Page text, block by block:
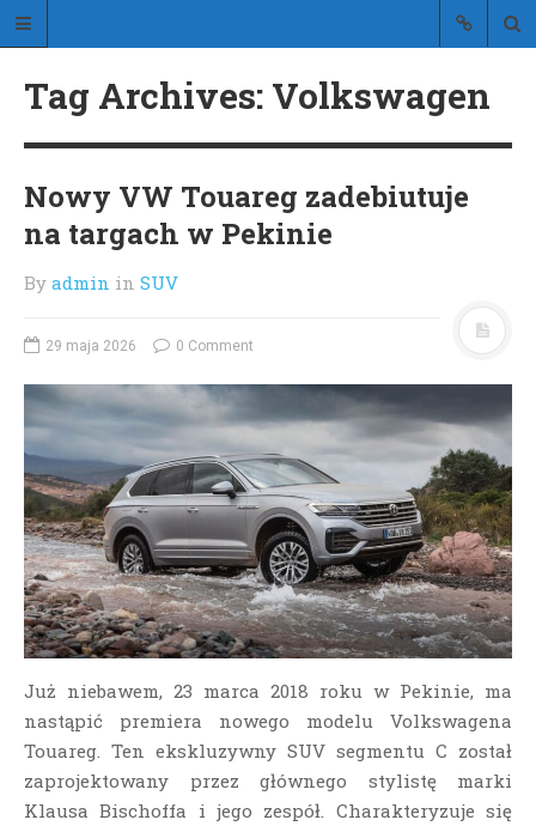
Stylistic
blog o stylowych samochodach
STRONA GŁÓWNA
KONTAKT
Tag Archives: Volkswagen
Nowy VW Touareg zadebiutuje
na targach w Pekinie
By admin in SUV
29 maja 2026 0 Comment
Już niebawem, 23 marca 2018 roku w Pekinie, ma
nastąpić premiera nowego modelu Volkswagena
Touareg. Ten ekskluzywny SUV segmentu C został
zaprojektowany przez głównego stylistę marki
Klausa Bischoffa i jego zespół. Charakteryzuje się